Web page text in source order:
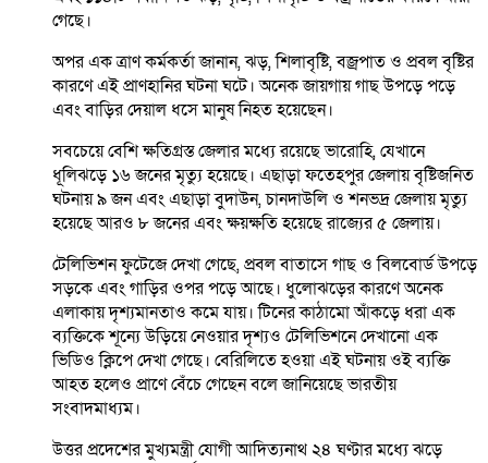
গেছে।
অপর এক ত্রাণ কর্মকর্তা জানান, ঝড়, শিলাবৃষ্টি, বজ্রপাত ও প্রবল বৃষ্টির
কারণে এই প্রাণহানির ঘটনা ঘটে। অনেক জায়গায় গাছ উপড়ে পড়ে
এবং বাড়ির দেয়াল ধসে মানুষ নিহত হয়েছেন।
সবচেয়ে বেশি ক্ষতিগ্রস্ত জেলার মধ্যে রয়েছে ভারোহি, যেখানে
ধূলিঝড়ে ১৬ জনের মৃত্যু হয়েছে। এছাড়া ফতেহপুর জেলায় বৃষ্টিজনিত
ঘটনায় ৯ জন এবং এছাড়া বুদাউন, চানদাউলি ও শনভদ্র জেলায় মৃত্যু
হয়েছে আরও ৮ জনের এবং ক্ষয়ক্ষতি হয়েছে রাজ্যের ৫ জেলায়।
টেলিভিশন ফুটেজে দেখা গেছে, প্রবল বাতাসে গাছ ও বিলবোর্ড উপড়ে
সড়কে এবং গাড়ির ওপর পড়ে আছে। ধুলোঝড়ের কারণে অনেক
এলাকায় দৃশ্যমানতাও কমে যায়। টিনের কাঠামো আঁকড়ে ধরা এক
ব্যক্তিকে শূন্যে উড়িয়ে নেওয়ার দৃশ্যও টেলিভিশনে দেখানো এক
ভিডিও ক্লিপে দেখা গেছে। বেরিলিতে হওয়া এই ঘটনায় ওই ব্যক্তি
আহত হলেও প্রাণে বেঁচে গেছেন বলে জানিয়েছে ভারতীয়
সংবাদমাধ্যম।
উত্তর প্রদেশের মুখ্যমন্ত্রী যোগী আদিত্যনাথ ২৪ ঘণ্টার মধ্যে ঝড়ে